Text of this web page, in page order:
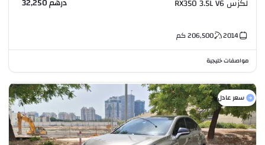
لكزس RX350 3.5L V6 درهم 32,250
2014
206,500كم
مواصفات خليجية
سعر عادل